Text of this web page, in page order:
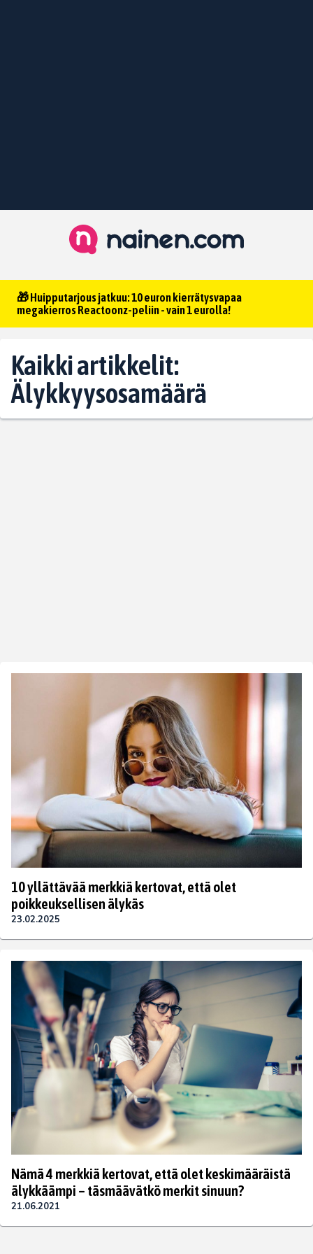
🎁 Huipputarjous jatkuu: 10 euron kierrätysvapaa
megakierros Reactoonz-peliin - vain 1 eurolla!
Kaikki artikkelit:
Älykkyysosamäärä
10 yllättävää merkkiä kertovat, että olet
poikkeuksellisen älykäs
23.02.2025
Nämä 4 merkkiä kertovat, että olet keskimääräistä
älykkäämpi – täsmäävätkö merkit sinuun?
21.06.2021